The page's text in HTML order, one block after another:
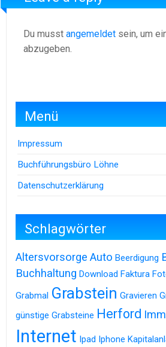
Du musst angemeldet sein, um
abzugeben.
Menü
Impressum
Buchführungsbüro Löhne
Datenschutzerklärung
Schlagwörter
Altersvorsorge Auto Beerdigung
Buchhaltung Download Faktura
Grabmal Grabstein Gravieren
günstige Grabsteine Herford
Internet Ipad Iphone